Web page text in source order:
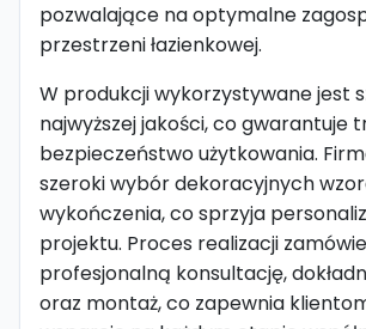
pozwalające na optymalne
przestrzeni łazienkowej.
W produkcji wykorzystywane jest
najwyższej jakości, co gwarantuje
bezpieczeństwo użytkowania.
szeroki wybór dekoracyjnych
wykończenia, co sprzyja
projektu. Proces realizacji
profesjonalną konsultację,
oraz montaż, co zapewnia